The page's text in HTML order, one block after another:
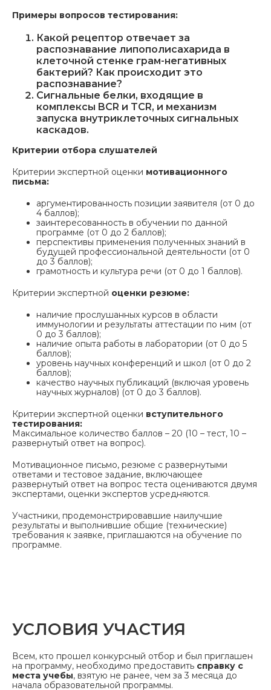
Примеры вопросов тестирования:
Какой рецептор отвечает за
распознавание липополисахарида в
клеточной стенке грам-негативных
бактерий? Как происходит это
распознавание?
Сигнальные белки, входящие в
комплексы BCR и TCR, и механизм
запуска внутриклеточных сигнальных
каскадов.
Критерии отбора слушателей
Критерии экспертной оценки мотивационного
письма:
аргументированность позиции заявителя (от 0 до
4 баллов);
заинтересованность в обучении по данной
программе (от 0 до 2 баллов);
перспективы применения полученных знаний в
будущей профессиональной деятельности (от 0
до 3 баллов);
грамотность и культура речи (от 0 до 1 баллов).
Критерии экспертной оценки резюме:
наличие прослушанных курсов в области
иммунологии и результаты аттестации по ним (от
0 до 3 баллов);
наличие опыта работы в лаборатории (от 0 до 5
баллов);
уровень научных конференций и школ (от 0 до 2
баллов);
качество научных публикаций (включая уровень
научных журналов) (от 0 до 3 баллов).
Критерии экспертной оценки вступительного
тестирования:
Максимальное количество баллов – 20 (10 – тест, 10 –
развернутый ответ на вопрос).
Мотивационное письмо, резюме с развернутыми
ответами и тестовое задание, включающее
развернутый ответ на вопрос теста оцениваются двумя
экспертами, оценки экспертов усредняются.
Участники, продемонстрировавшие наилучшие
результаты и выполнившие общие (технические)
требования к заявке, приглашаются на обучение по
программе.
УСЛОВИЯ УЧАСТИЯ
Всем, кто прошел конкурсный отбор и был приглашен
на программу, необходимо предоставить справку с
места учебы, взятую не ранее, чем за 3 месяца до
начала образовательной программы.